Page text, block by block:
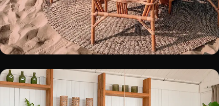
WITSAND
Noordwijk